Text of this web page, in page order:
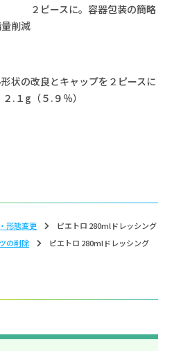
容器包装の簡略
削減
状の改良とキャップを２ピースに
体で ２.１g（５.９％）
形態変更
ピエトロ 280mlドレッシング
の削除 ピエトロ 280mlドレッシング